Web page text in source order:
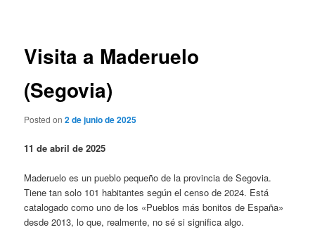
Visita a Maderuelo
(Segovia)
Posted on2 de junio de 2025
11 de abril de 2025
Maderuelo es un pueblo pequeño de la provincia de Segovia.
Tiene tan solo 101 habitantes según el censo de 2024. Está
catalogado como uno de los «Pueblos más bonitos de España»
desde 2013, lo que, realmente, no sé si significa algo.